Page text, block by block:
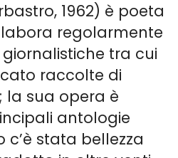
1962) è poeta
regolarmente
tra cui
raccolte di
la sua opera è
antologie
stata bellezza